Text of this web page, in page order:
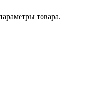
товара.